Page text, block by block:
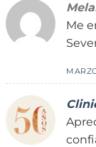
Me